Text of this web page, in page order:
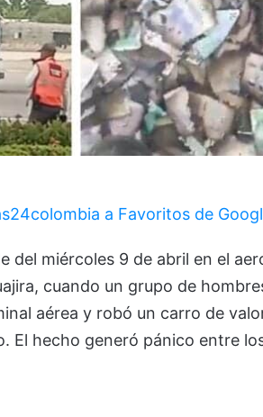
a Favoritos de
del miércoles 9 de abril en el
cuando un grupo de
aérea y robó un carro de
El hecho generó pánico entre